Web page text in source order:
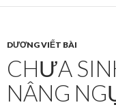
DƯƠNG VIẾT BÀI
CHƯA
NÂNG